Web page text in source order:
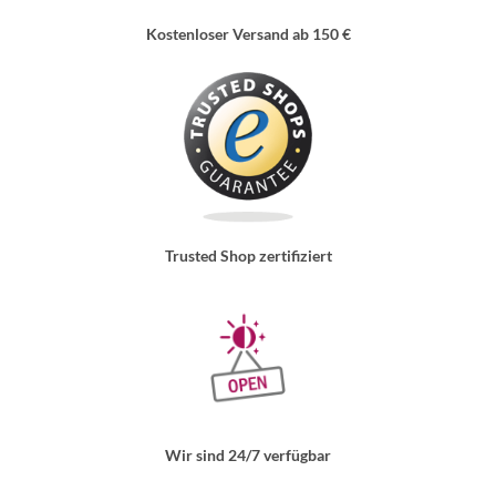
Kostenloser Versand ab 150 €
Trusted Shop zertifiziert
Wir sind 24/7 verfügbar